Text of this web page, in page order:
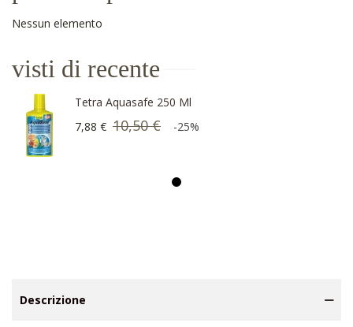
Nessun elemento
visti di recente
Tetra Aquasafe 250 Ml
7,88 € 10,50 € -25%
Descrizione